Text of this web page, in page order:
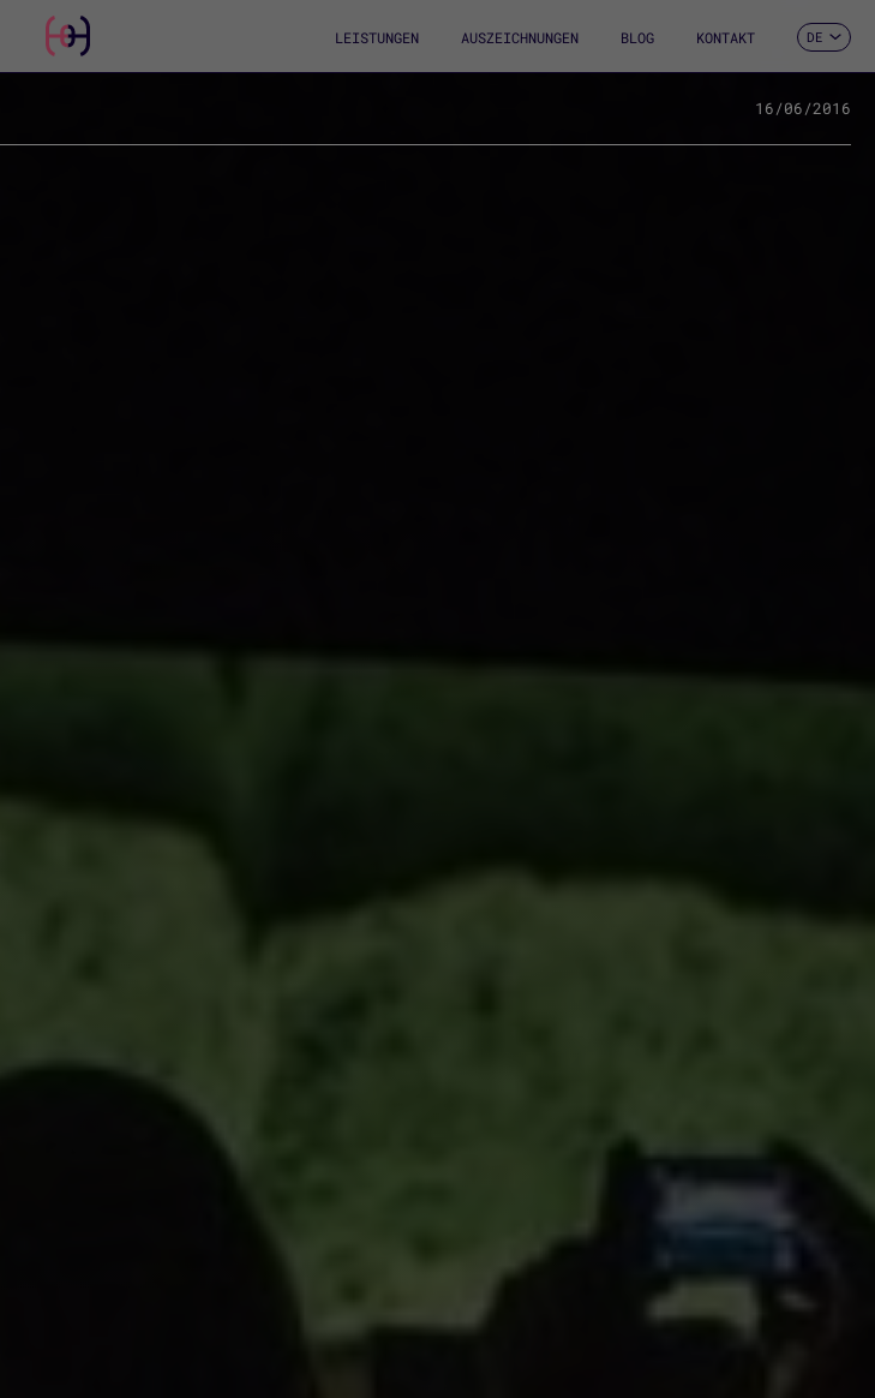
LEISTUNGEN AUSZEICHNUNGEN BLOG KONTAKT
EN
DE
IT
16/06/2016